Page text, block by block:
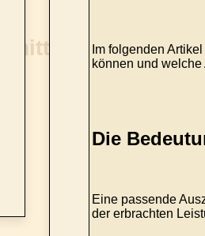
Im folgenden
können und
Die
Eine passende
der erbrachten